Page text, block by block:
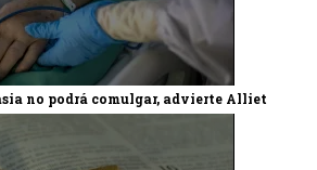
no podrá comulgar, advierte Alliet